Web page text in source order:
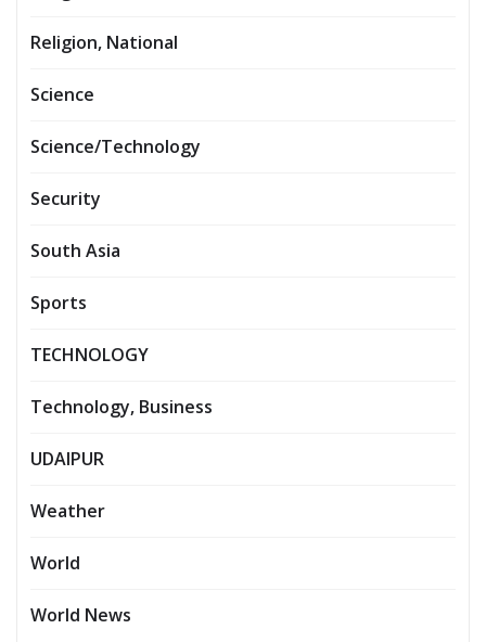
Religion, National
Science
Science/Technology
Security
South Asia
Sports
TECHNOLOGY
Technology, Business
UDAIPUR
Weather
World
World News